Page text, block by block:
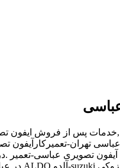
,خدمات پس از فروش ایفون
تهران-
تصویری عباسی-تعمیر